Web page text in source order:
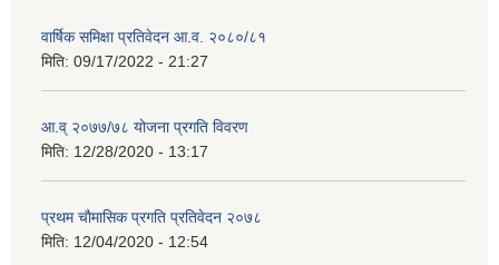
वार्षिक समिक्षा प्रतिवेदन आ.व. २०८०/८१
मिति: 09/17/2022 - 21:27
आ.व् २०७७/७८ योजना प्रगति विवरण
मिति: 12/28/2020 - 13:17
प्रथम चाैमासिक प्रगति प्रतिवेदन २०७८
मिति: 12/04/2020 - 12:54